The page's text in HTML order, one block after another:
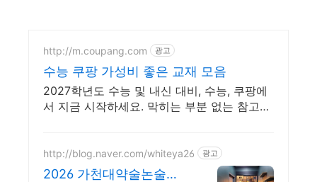
http://m.coupang.com 광고
수능 쿠팡 가성비 좋은 교재 모음
2027학년도 수능 및 내신 대비, 수능, 쿠팡에
서 지금 시작하세요. 막히는 부분 없는 참고서,
http://blog.naver.com/whiteya26 광고
2026 가천대약술논술특